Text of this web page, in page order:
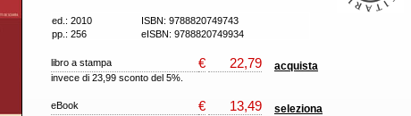
ed.: 2010
ISBN: 9788820749743
pp.: 256
eISBN: 9788820749934
libro a stampa € 22,79 acquista
invece di 23,99 sconto del 5%.
eBook € 13,49 seleziona